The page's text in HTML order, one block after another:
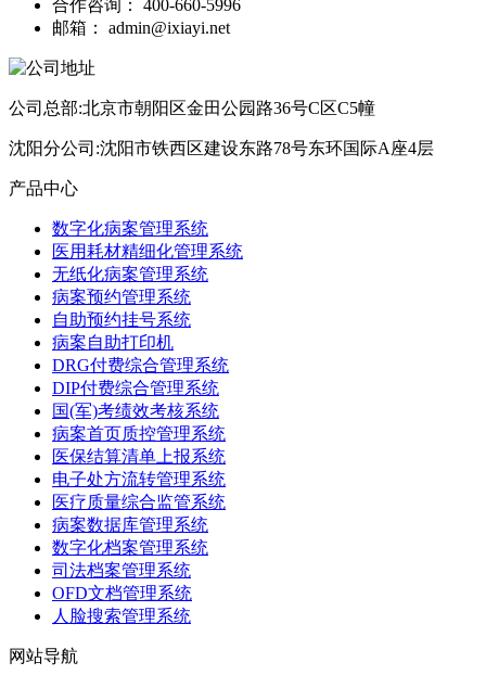
合作咨询： 400-660-5996
邮箱： admin@ixiayi.net
公司总部:北京市朝阳区金田公园路36号C区C5幢
沈阳分公司:沈阳市铁西区建设东路78号东环国际A座4层
产品中心
数字化病案管理系统
医用耗材精细化管理系统
无纸化病案管理系统
病案预约管理系统
自助预约挂号系统
病案自助打印机
DRG付费综合管理系统
DIP付费综合管理系统
国(军)考绩效考核系统
病案首页质控管理系统
医保结算清单上报系统
电子处方流转管理系统
医疗质量综合监管系统
病案数据库管理系统
数字化档案管理系统
司法档案管理系统
OFD文档管理系统
人脸搜索管理系统
网站导航